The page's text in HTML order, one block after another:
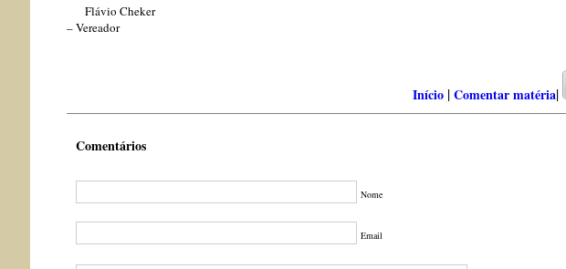
Flávio Cheker
– Vereador
Início |Comentar matéria|
Comentários
Nome
Email